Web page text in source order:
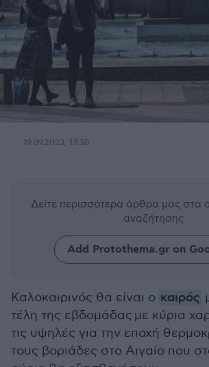
19.09.2023, 13:38
Δείτε περισσότερα άρθρα μας στα
αναζήτησης
Add Protothema.gr on
Καλοκαιρινός θα είναι ο καιρός
τέλη της εβδομάδας με κύρια
τις υψηλές για την εποχή
τους βοριάδες στο Αιγαίο που